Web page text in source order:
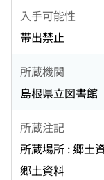
入手可能性
帯出禁止
所蔵機関
島根県立図書館
所蔵注記
所蔵場所 : 郷土
郷土資料